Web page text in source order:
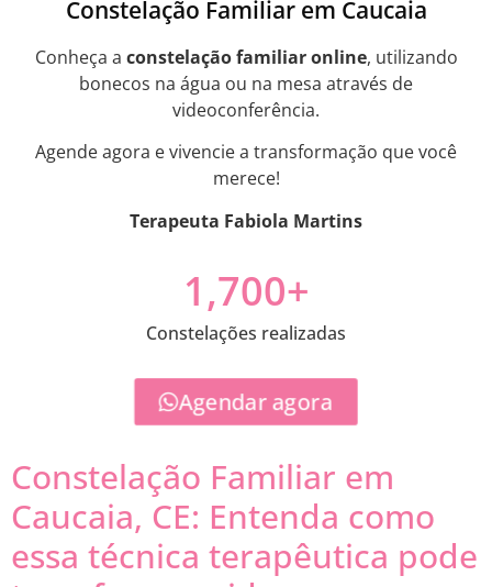
Constelação Familiar em Caucaia
Conheça a constelação familiar online, utilizando
bonecos na água ou na mesa através de
videoconferência.
Agende agora e vivencie a transformação que você
merece!
Terapeuta Fabiola Martins
Constelações realizadas
1,700+
Agendar agora
Constelação Familiar em
Caucaia, CE: Entenda como
essa técnica terapêutica pode